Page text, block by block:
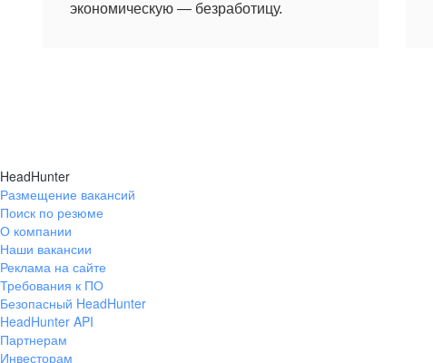
экономическую — безработицу.
HeadHunter
Размещение вакансий
Поиск по резюме
О компании
Наши вакансии
Реклама на сайте
Требования к ПО
Безопасный HeadHunter
HeadHunter API
Партнерам
Инвесторам